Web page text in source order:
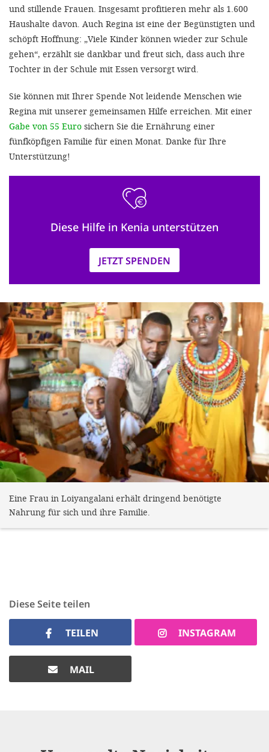
und stillende Frauen. Insgesamt profitieren mehr als 1.600
Haushalte davon. Auch Regina ist eine der Begünstigten und
schöpft Hoffnung: „Viele Kinder können wieder zur Schule
gehen“, erzählt sie dankbar und freut sich, dass auch ihre
Tochter in der Schule mit Essen versorgt wird.
Sie können mit Ihrer Spende Not leidende Menschen wie
Regina mit unserer gemeinsamen Hilfe erreichen. Mit einer
Gabe von 55 Euro sichern Sie die Ernährung einer
fünfköpfigen Familie für einen Monat. Danke für Ihre
Unterstützung!
Diese Hilfe in Kenia unterstützen
JETZT SPENDEN
Eine Frau in Loiyangalani erhält dringend benötigte
Nahrung für sich und ihre Familie.
Diese Seite teilen
TEILEN INSTAGRAM
MAIL